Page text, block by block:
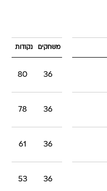
משחקים נקודות
36
80
36
78
36
61
36
53